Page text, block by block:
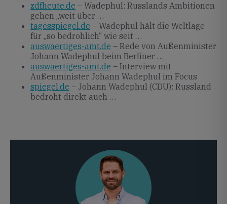
zdfheute.de – Wadephul: Russlands Ambitionen
gehen „weit über …
tagesspiegel.de – Wadephul hält die Weltlage
für „so bedrohlich“ wie seit …
auswaertiges-amt.de – Rede von Außenminister
Johann Wadephul beim Berliner …
auswaertiges-amt.de – Interview mit
Außenminister Johann Wadephul im Focus
spiegel.de – Johann Wadephul (CDU): Russland
bedroht direkt auch …